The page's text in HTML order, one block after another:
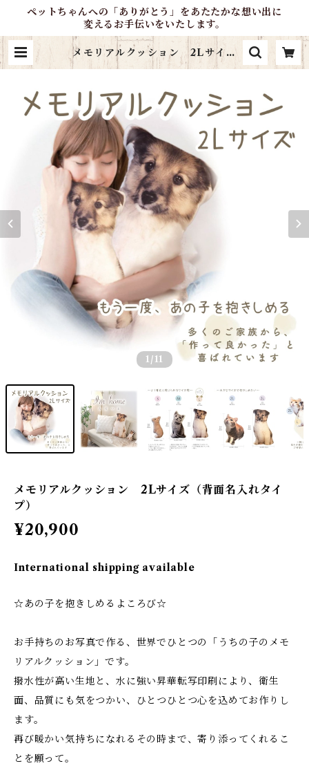
ペットちゃんへの「ありがとう」をあたたかな想い出に
変えるお手伝いをいたします。
メモリアルクッション 2Lサイズ
（背面名入れタイプ） | ＊OliveP
1 /11
メモリアルクッション 2Lサイズ（背面名入れタイ
プ）
¥20,900
International shipping available
☆あの子を抱きしめるよころび☆
お手持ちのお写真で作る、世界でひとつの「うちの子のメモ
リアルクッション」です。
撥水性が高い生地と、水に強い昇華転写印刷により、衛生
面、品質にも気をつかい、ひとつひとつ心を込めてお作りし
ます。
再び暖かい気持ちになれるその時まで、寄り添ってくれるこ
とを願って。